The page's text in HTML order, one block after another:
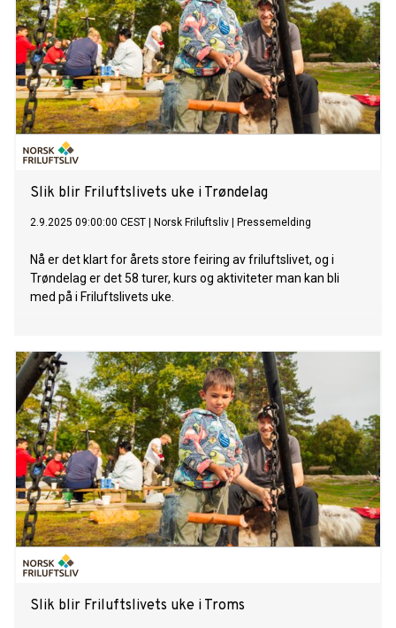
Slik blir Friluftslivets uke i Trøndelag
2.9.2025 09:00:00 CEST Norsk Friluftsliv Pressemelding
Nå er det klart for årets store feiring av friluftslivet, og i
Trøndelag er det 58 turer, kurs og aktiviteter man kan bli
med på i Friluftslivets uke.
Slik blir Friluftslivets uke i Troms